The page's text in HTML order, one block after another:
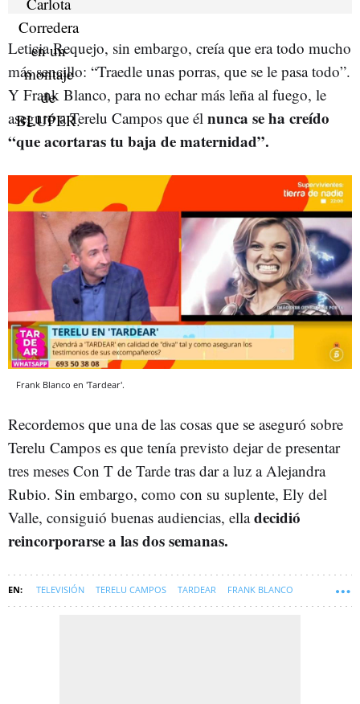
Leticia Requejo, sin embargo, creía que era todo mucho
más sencillo: “Traedle unas porras, que se le pasa todo”.
Y Frank Blanco, para no echar más leña al fuego, le
aseguró a Terelu Campos que él nunca se ha creído
“que acortaras tu baja de maternidad”.
Frank Blanco en 'Tardear'.
Recordemos que una de las cosas que se aseguró sobre
Terelu Campos es que tenía previsto dejar de presentar
tres meses Con T de Tarde tras dar a luz a Alejandra
Rubio. Sin embargo, como con su suplente, Ely del
Valle, consiguió buenas audiencias, elladecidió
reincorporarse a las dos semanas.
TELEVISIÓN TERELU CAMPOS TARDEAR FRANK BLANCO